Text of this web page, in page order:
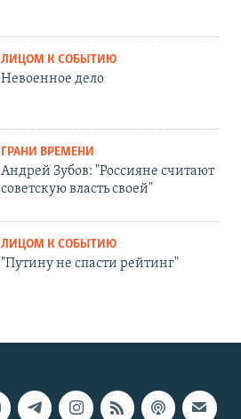
ЛИЦОМ К СОБЫТИЮ
Невоенное дело
ГРАНИ ВРЕМЕНИ
Андрей Зубов: "Россияне считают
советскую власть своей"
ЛИЦОМ К СОБЫТИЮ
"Путину не спасти рейтинг"